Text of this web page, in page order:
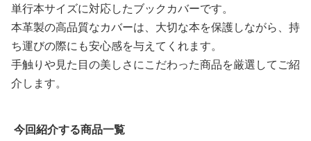
単行本サイズに対応したブックカバーです。
本革製の高品質なカバーは、大切な本を保護しながら、持
ち運びの際にも安心感を与えてくれます。
手触りや見た目の美しさにこだわった商品を厳選してご紹
介します。
今回紹介する商品一覧